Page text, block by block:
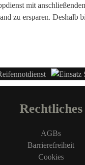
mit
zu ersparen. Deshalb
Rechtliches
AGBs
Barrierefreiheit
Cookies